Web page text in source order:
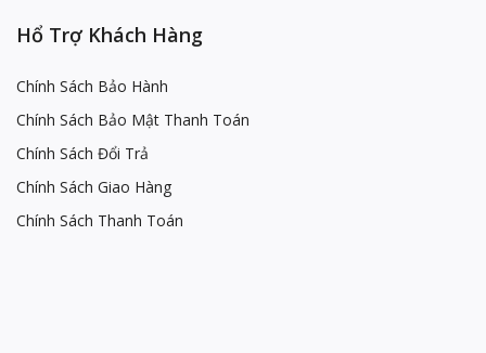
Hổ Trợ Khách Hàng
Chính Sách Bảo Hành
Chính Sách Bảo Mật Thanh Toán
Chính Sách Đổi Trả
Chính Sách Giao Hàng
Chính Sách Thanh Toán